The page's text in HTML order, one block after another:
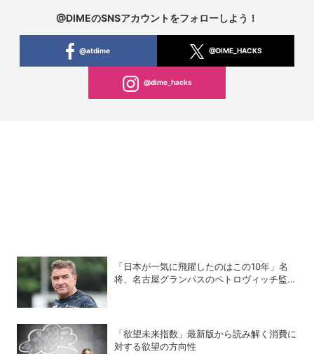
@DIMEのSNSアカウントをフォローしよう！
@atdime @DIME_HACKS
@dime_hacks
「日本が一気に飛躍したのはこの10年」名
将、名古屋グランパスのペトロヴィッチ監督
「欲望未来指数」最新版から読み解く消費に
対する欲望の方向性